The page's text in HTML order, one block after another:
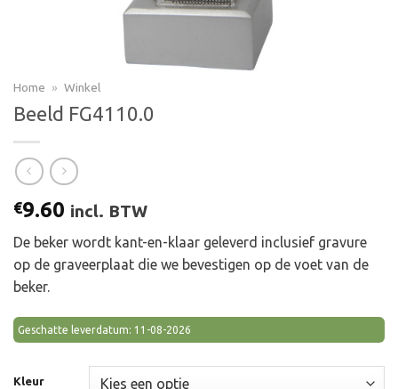
Home » Winkel
Beeld FG4110.0
€9.60 incl. BTW
De beker wordt kant-en-klaar geleverd inclusief gravure
op de graveerplaat die we bevestigen op de voet van de
beker.
Geschatte leverdatum: 11-08-2026
Kleur